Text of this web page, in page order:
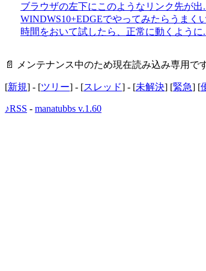
ブラウザの左下にこのようなリンク先が出
WINDWS10+EDGEでやってみたらうまく
時間をおいて試したら、正常に動くように
📄 メンテナンス中のため現在読み込み専用です
[新規] - [ツリー] - [スレッド] - [未解決] [緊急] [
♪RSS - manatubbs v.1.60